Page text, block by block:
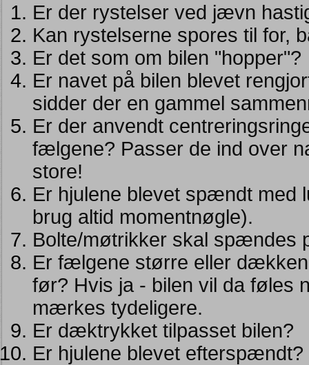
Er der rystelser ved jævn
Kan rystelserne spores til for,
Er det som om bilen "hopper"?
Er navet på bilen blevet
sidder der en gammel
Er der anvendt
fælgene? Passer de ind over
store!
Er hjulene blevet spændt med
brug altid momentnøgle).
Bolte/møtrikker skal spændes
Er fælgene større eller
før? Hvis ja - bilen vil da føles
mærkes tydeligere.
Er dæktrykket tilpasset bilen?
Er hjulene blevet